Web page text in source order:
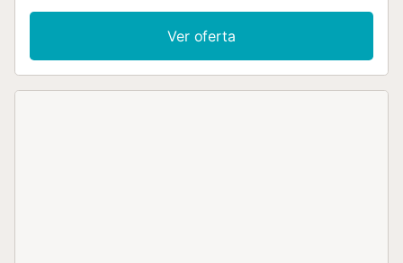
disponible para familias. Salid al balcón privado y la
terraza descubierta para relajaros. El jardín compartido
ofrece espacio exterior adicional y las familias pueden
aprovechar el parque infantil compartido. Podéis disfrutar
Ver oferta